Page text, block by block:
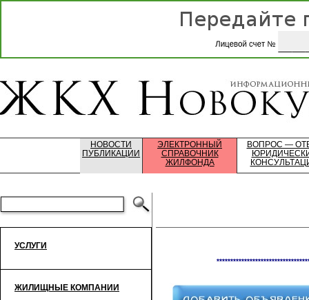
НОВОСТИ
ПУБЛИКАЦИИ
ЭЛЕКТРОННЫЙ
СПРАВОЧНИК
ЖИЛФОНДА
ВОПРОС —
УСЛУГИ
ЖИЛИЩНЫЕ КОМПАНИИ